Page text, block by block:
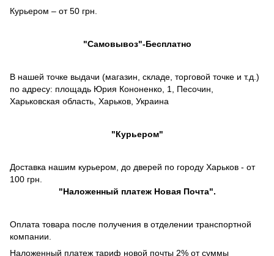
Курьером – от 50 грн.
"Самовывоз"-Бесплатно
В нашей точке выдачи (магазин, складе, торговой точке и т.д.)
по адресу: площадь Юрия Кононенко, 1, Песочин,
Харьковская область, Харьков, Украина
"Курьером"
Доставка нашим курьером, до дверей по городу Харьков - от
100 грн.
"Наложенный платежНовая Почта".
Оплата товара после получения в отделении транспортной
компании.
Наложенный платеж тариф новой почты 2% от суммы